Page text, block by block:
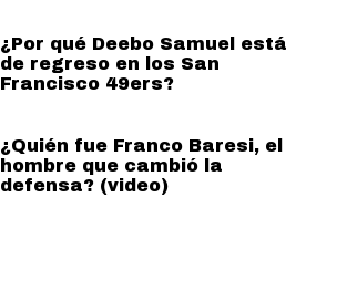
¿Por qué Deebo Samuel está
de regreso en los San
Francisco 49ers?
¿Quién fue Franco Baresi, el
hombre que cambió la
defensa? (video)